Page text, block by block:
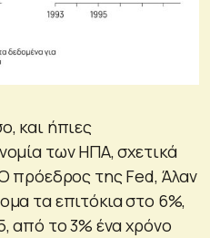
και ήπιες
των ΗΠΑ, σχετικά
πρόεδρος της Fed, Άλαν
τα επιτόκια στο 6%,
από το 3% ένα χρόνο